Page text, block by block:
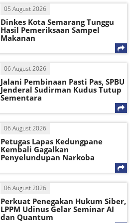
05 August 2026
Dinkes Kota Semarang Tunggu
Hasil Pemeriksaan Sampel
Makanan
06 August 2026
Jalani Pembinaan Pasti Pas, SPBU
Jenderal Sudirman Kudus Tutup
Sementara
06 August 2026
Petugas Lapas Kedungpane
Kembali Gagalkan
Penyelundupan Narkoba
06 August 2026
Perkuat Penegakan Hukum Siber,
LPPM Udinus Gelar Seminar AI
dan Quantum